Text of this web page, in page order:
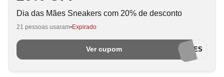
Dia das Mães Sneakers com 20% de desconto
21 pessoas usaram Expirado
Ver cupom DIADASMAES